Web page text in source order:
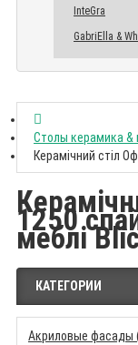
InteGra
GabriElla &
Столы керамика &
Керамічний стіл
1250
меблі
КАТЕГОРИИ
Акриловые фасады